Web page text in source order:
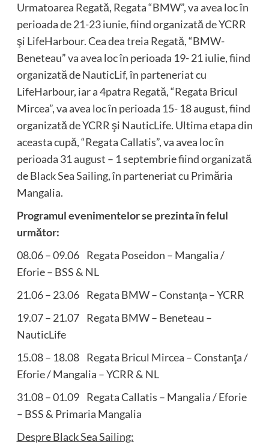
Urmatoarea Regată, Regata “BMW”, va avea loc în
perioada de 21-23 iunie, fiind organizată de YCRR
şi LifeHarbour. Cea dea treia Regată, “BMW-
Beneteau” va avea loc în perioada 19- 21 iulie, fiind
organizată de NauticLif, în parteneriat cu
LifeHarbour, iar a 4patra Regată, “Regata Bricul
Mircea”, va avea loc în perioada 15- 18 august, fiind
organizată de YCRR şi NauticLife. Ultima etapa din
aceasta cupă, “Regata Callatis”, va avea loc în
perioada 31 august – 1 septembrie fiind organizată
de Black Sea Sailing, în parteneriat cu Primăria
Mangalia.
Programul evenimentelor se prezinta în felul
următor:
08.06 – 09.06 Regata Poseidon – Mangalia /
Eforie – BSS & NL
21.06 – 23.06 Regata BMW – Constanţa – YCRR
19.07 – 21.07 Regata BMW – Beneteau –
NauticLife
15.08 – 18.08 Regata Bricul Mircea – Constanţa /
Eforie / Mangalia – YCRR & NL
31.08 – 01.09 Regata Callatis – Mangalia / Eforie
– BSS & Primaria Mangalia
Despre Black Sea Sailing: